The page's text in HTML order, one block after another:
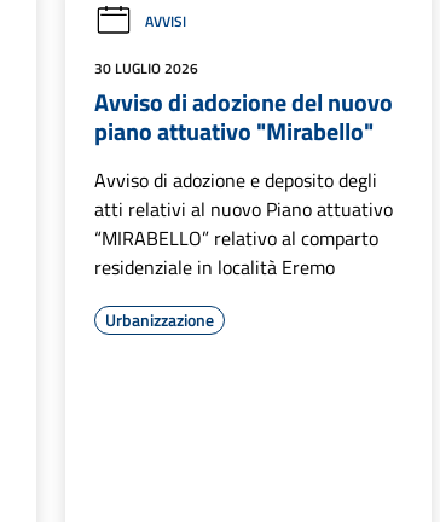
AVVISI
30 LUGLIO 2026
Avviso di adozione del nuovo
piano attuativo "Mirabello"
Avviso di adozione e deposito degli
atti relativi al nuovo Piano attuativo
“MIRABELLO” relativo al comparto
residenziale in località Eremo
Urbanizzazione